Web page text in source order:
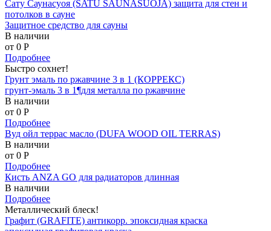
Сату Саунасуоя (SATU SAUNASUOJA) защита для стен и
потолков в сауне
Защитное средство для сауны
В наличии
от 0 P
Подробнее
Быстро сохнет!
Грунт эмаль по ржавчине 3 в 1 (КОРРЕКС)
грунт-эмаль 3 в 1¶для металла по ржавчине
В наличии
от 0 P
Подробнее
Вуд ойл террас масло (DUFA WOOD OIL TERRAS)
В наличии
от 0 P
Подробнее
Кисть ANZA GO для радиаторов длинная
В наличии
Подробнее
Металлический блеск!
Графит (GRAFITE) антикорр. эпоксидная краска